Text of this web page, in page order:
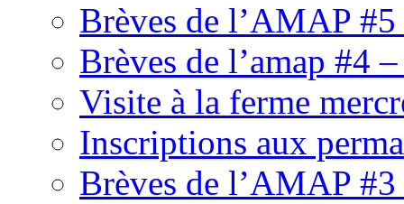
Brèves de l’AMAP
Brèves de l’amap #4
Visite à la ferme
Inscriptions aux
Brèves de l’AMAP